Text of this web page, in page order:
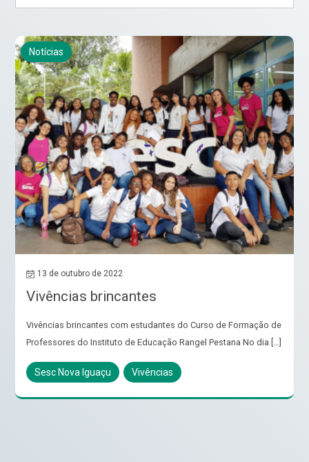
Notícias
13 de outubro de 2022
Vivências brincantes
Vivências brincantes com estudantes do Curso de Formação de
Professores do Instituto de Educação Rangel Pestana No dia […]
Sesc Nova Iguaçu Vivências